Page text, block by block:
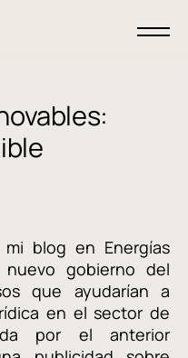
blog en Energías
nuevo gobierno del
que ayudarían a
en el sector de
por el anterior